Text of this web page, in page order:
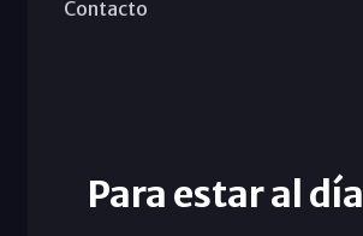
Contacto
Para estar al día